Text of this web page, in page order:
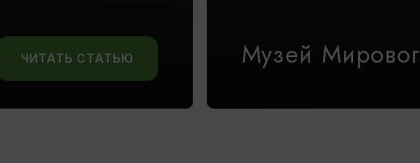
ЧИТАТЬ СТАТЬЮ Музей